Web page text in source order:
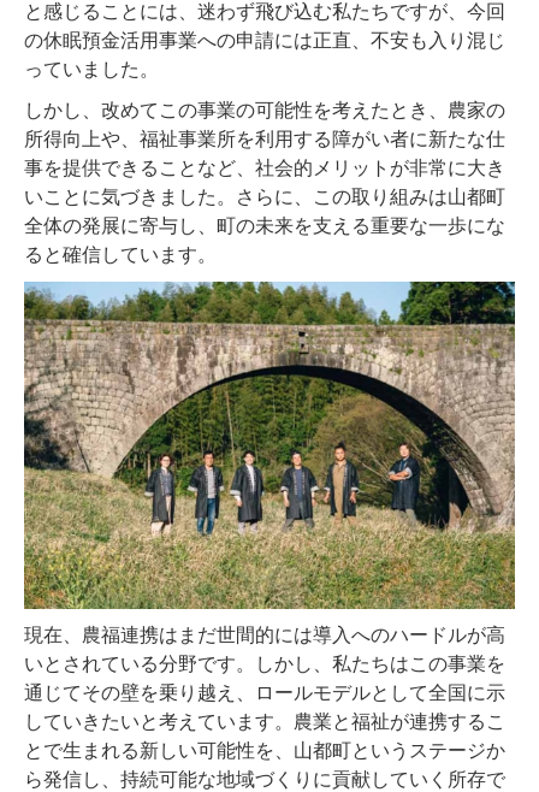
と感じることには、迷わず飛び込む私たちですが、今回
の休眠預金活用事業への申請には正直、不安も入り混じ
っていました。
しかし、改めてこの事業の可能性を考えたとき、農家の
所得向上や、福祉事業所を利用する障がい者に新たな仕
事を提供できることなど、社会的メリットが非常に大き
いことに気づきました。さらに、この取り組みは山都町
全体の発展に寄与し、町の未来を支える重要な一歩にな
ると確信しています。
現在、農福連携はまだ世間的には導入へのハードルが高
いとされている分野です。しかし、私たちはこの事業を
通じてその壁を乗り越え、ロールモデルとして全国に示
していきたいと考えています。農業と福祉が連携するこ
とで生まれる新しい可能性を、山都町というステージか
ら発信し、持続可能な地域づくりに貢献していく所存で